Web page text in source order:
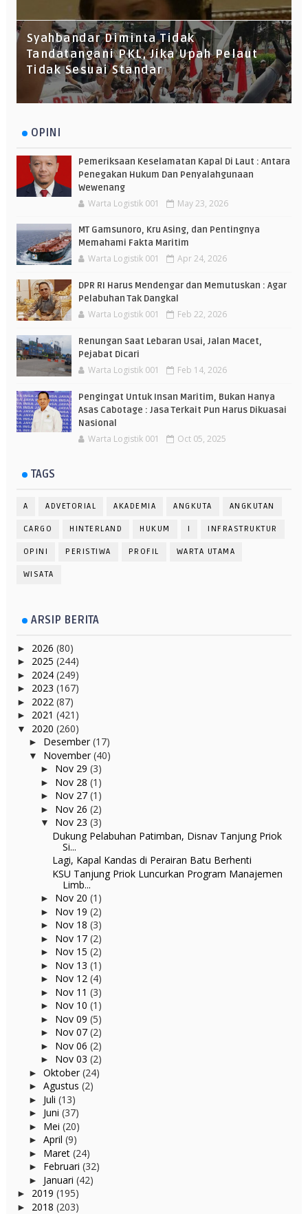
Syahbandar Diminta Tidak
Tandatangani PKL, Jika Upah Pelaut
Tidak Sesuai Standar
OPINI
Pemeriksaan Keselamatan Kapal Di Laut : Antara
Penegakan Hukum Dan Penyalahgunaan
Wewenang
Warta Logistik 001 May 23, 2026
MT Gamsunoro, Kru Asing, dan Pentingnya
Memahami Fakta Maritim
Warta Logistik 001 Apr 24, 2026
DPR RI Harus Mendengar dan Memutuskan : Agar
Pelabuhan Tak Dangkal
Warta Logistik 001 Feb 22, 2026
Renungan Saat Lebaran Usai, Jalan Macet,
Pejabat Dicari
Warta Logistik 001 Feb 14, 2026
Pengingat Untuk Insan Maritim, Bukan Hanya
Asas Cabotage : Jasa Terkait Pun Harus Dikuasai
Nasional
Warta Logistik 001 Oct 05, 2025
TAGS
A ADVETORIAL AKADEMIA ANGKUTA ANGKUTAN
CARGO HINTERLAND HUKUM I INFRASTRUKTUR
OPINI PERISTIWA PROFIL WARTA UTAMA
WISATA
ARSIP BERITA
► 2026 (80)
► 2025 (244)
► 2024 (249)
► 2023 (167)
► 2022 (87)
► 2021 (421)
▼ 2020 (260)
► Desember(17)
▼ November(40)
► Nov 29 (3)
► Nov 28 (1)
► Nov 27 (1)
► Nov 26 (2)
▼ Nov 23 (3)
Dukung Pelabuhan Patimban, Disnav Tanjung Priok
Si...
Lagi, Kapal Kandas di Perairan Batu Berhenti
KSU Tanjung Priok Luncurkan Program Manajemen
Limb...
► Nov 20 (1)
► Nov 19 (2)
► Nov 18 (3)
► Nov 17 (2)
► Nov 15 (2)
► Nov 13 (1)
► Nov 12 (4)
► Nov 11 (3)
► Nov 10 (1)
► Nov 09 (5)
► Nov 07 (2)
► Nov 06 (2)
► Nov 03 (2)
► Oktober(24)
► Agustus (2)
► Juli (13)
► Juni (37)
► Mei (20)
► April (9)
► Maret (24)
► Februari (32)
► Januari (42)
► 2019 (195)
► 2018 (203)